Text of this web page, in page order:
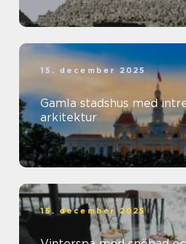
15. december 2025
Gamla stadshus med
arkitektur
15. december 2025